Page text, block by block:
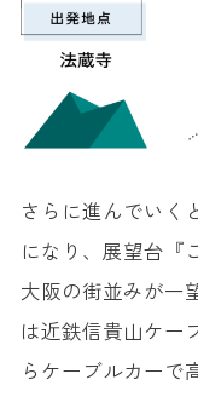
さらに進んでいく
になり、展望台『
大阪の街並みが一
は近鉄信貴山ケー
らケーブルカーで